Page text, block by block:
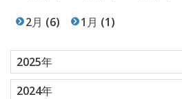
2月 (6) 1月 (1)
2025年
2024年